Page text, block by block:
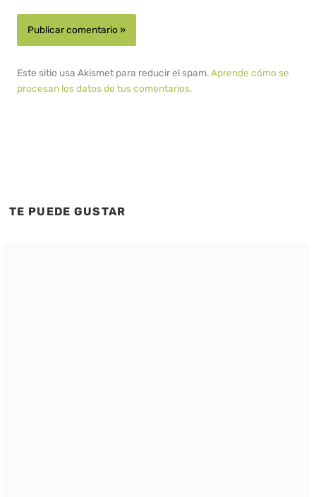
Este sitio usa Akismet para reducir el spam.Aprende cómo se
procesan los datos de tus comentarios.
TE PUEDE GUSTAR